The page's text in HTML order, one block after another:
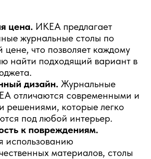
цена. ИКЕА предлагает
журнальные столы по
цене, что позволяет каждому
найти подходящий вариант в
дизайн. Журнальные
отличаются современными и
решениями, которые легко
под любой интерьер.
к повреждениям.
использованию
материалов, столы